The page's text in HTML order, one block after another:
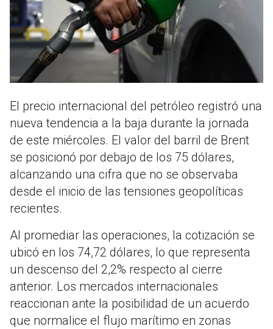
El precio internacional del petróleo registró una
nueva tendencia a la baja durante la jornada
de este miércoles. El valor del barril de Brent
se posicionó por debajo de los 75 dólares,
alcanzando una cifra que no se observaba
desde el inicio de las tensiones geopolíticas
recientes.
Al promediar las operaciones, la cotización se
ubicó en los 74,72 dólares, lo que representa
un descenso del 2,2% respecto al cierre
anterior. Los mercados internacionales
reaccionan ante la posibilidad de un acuerdo
que normalice el flujo marítimo en zonas